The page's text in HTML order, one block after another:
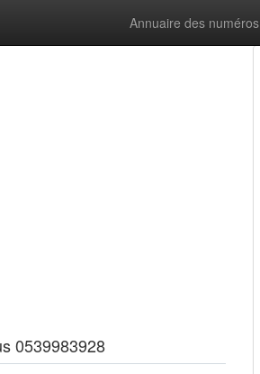
Annuaire des numéros
0539983928